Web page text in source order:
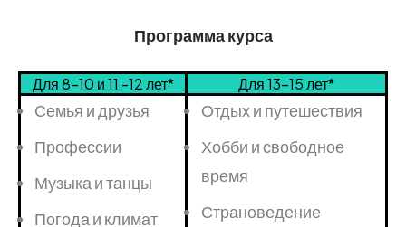
Программа курса
Для 8-10 и 11 -12 лет* Для 13-15 лет*
Семья и друзья
Профессии
Музыка и танцы
Погода и климат
Отдых и путешествия
Хобби и свободное
время
Страноведение